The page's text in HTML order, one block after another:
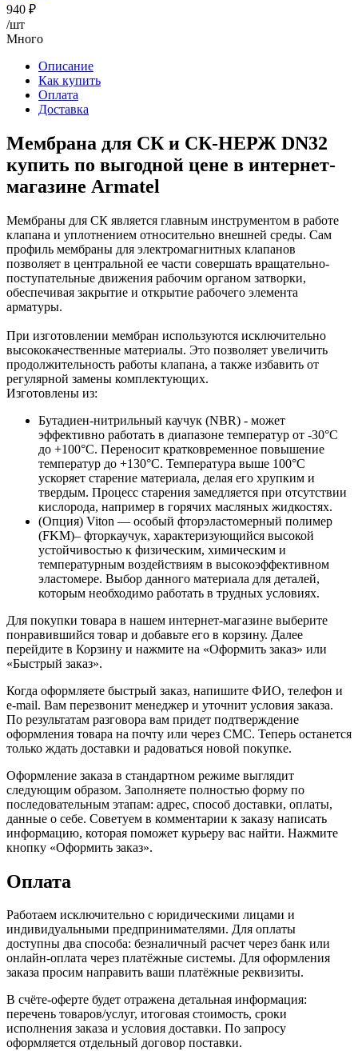
940 ₽
/шт
Много
Описание
Как купить
Оплата
Доставка
Мембрана для СК и СК-НЕРЖ DN32
купить по выгодной цене в интернет-
магазине Armatel
Мембраны для СК является главным инструментом в работе
клапана и уплотнением относительно внешней среды. Сам
профиль мембраны для электромагнитных клапанов
позволяет в центральной ее части совершать вращательно-
поступательные движения рабочим органом затворки,
обеспечивая закрытие и открытие рабочего элемента
арматуры.
При изготовлении мембран используются исключительно
высококачественные материалы. Это позволяет увеличить
продолжительность работы клапана, а также избавить от
регулярной замены комплектующих.
Изготовлены из:
Бутадиен-нитрильный каучук (NBR) - может
эффективно работать в диапазоне температур от -30°С
до +100°С. Переносит кратковременное повышение
температур до +130°С. Температура выше 100°С
ускоряет старение материала, делая его хрупким и
твердым. Процесс старения замедляется при отсутствии
кислорода, например в горячих масляных жидкостях.
(Опция) Viton — особый фторэластомерный полимер
(FKM)– фторкаучук, характеризующийся высокой
устойчивостью к физическим, химическим и
температурным воздействиям в высокоэффективном
эластомере. Выбор данного материала для деталей,
которым необходимо работать в трудных условиях.
Для покупки товара в нашем интернет-магазине выберите
понравившийся товар и добавьте его в корзину. Далее
перейдите в Корзину и нажмите на «Оформить заказ» или
«Быстрый заказ».
Когда оформляете быстрый заказ, напишите ФИО, телефон и
e-mail. Вам перезвонит менеджер и уточнит условия заказа.
По результатам разговора вам придет подтверждение
оформления товара на почту или через СМС. Теперь останется
только ждать доставки и радоваться новой покупке.
Оформление заказа в стандартном режиме выглядит
следующим образом. Заполняете полностью форму по
последовательным этапам: адрес, способ доставки, оплаты,
данные о себе. Советуем в комментарии к заказу написать
информацию, которая поможет курьеру вас найти. Нажмите
кнопку «Оформить заказ».
Оплата
Работаем исключительно с юридическими лицами и
индивидуальными предпринимателями. Для оплаты
доступны два способа: безналичный расчет через банк или
онлайн-оплата через платёжные системы. Для оформления
заказа просим направить ваши платёжные реквизиты.
В счёте-оферте будет отражена детальная информация:
перечень товаров/услуг, итоговая стоимость, сроки
исполнения заказа и условия доставки. По запросу
оформляется отдельный договор поставки.